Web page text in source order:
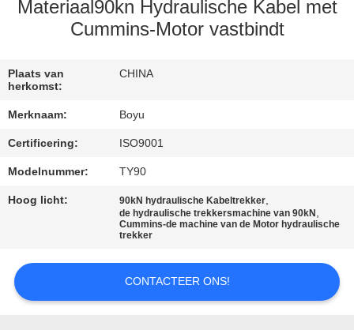
NIEUWS
OM EEN
CITAAT
PRIVACY
POLICY
Materiaal90kn Hydraulische Kabel met
Cummins-Motor vastbindt
Plaats van
herkomst:
CHINA
Merknaam: Boyu
Certificering: ISO9001
Modelnummer: TY90
Hoog licht: 90kN hydraulische Kabeltrekker,
de hydraulische trekkersmachine van 90kN ,
Cummins-de machine van de Motor hydraulische
trekker
CONTACTEER ONS!